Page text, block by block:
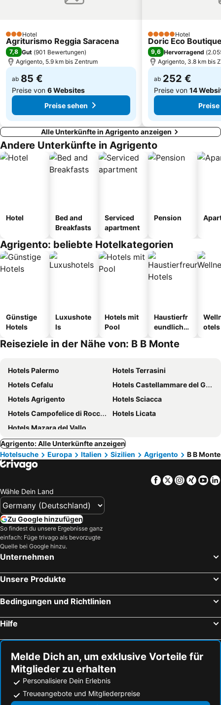
3 Sterne
Hotel
Agriturismo Reggia Saracena
7,8 Gut (901 Bewertungen)
Agrigento, 5.9 km bis Zentrum
ab 85 €
Preise von 6 Websites
Preise sehen
5 SterneHotel
Doric Eco
9,6 Hervorragend (
Agrigento, 3.8 km bis
ab 252 €
Preise von 14
Preise
Alle Unterkünfte in Agrigento anzeigen
Andere Unterkünfte in Agrigento
Hotel
Bed and
Breakfasts
Serviced
apartment
Pension
Agrigento: beliebte Hotelkategorien
Günstige
Hotels
Luxushote
ls
Hotels mit
Pool
Haustierfr
eundliche
otels
Reiseziele in der Nähe von: B B Monte
Hotels Palermo
Hotels Terrasini
Hotels Cefalu
Hotels Castellammare del Golfo
Hotels Agrigento
Hotels Sciacca
Hotels Campofelice di Roccella
Hotels Licata
Hotels Mazara del Vallo
Agrigento: Alle Unterkünfte anzeigen
Hotelsuche
Europa Italien Sizilien Agrigento B B Monte
Facebook
TwitterXing
Wähle Dein Land
Zu Google hinzufügen
So findest du unsere Ergebnisse ganz
einfach: Füge trivago als bevorzugte
Quelle bei Google hinzu.
Unternehmen
Unsere Produkte
Bedingungen und Richtlinien
Hilfe
Melde Dich an, um exklusive Vorteile für
Mitglieder zu erhalten
Personalisiere Dein Erlebnis
Treueangebote und Mitgliederpreise